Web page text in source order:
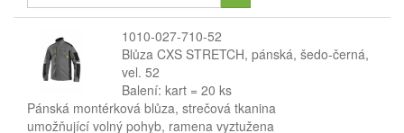
1010-027-710-52
Blůza CXS STRETCH, pánská, šedo-černá,
vel. 52
Balení: kart = 20 ks
Pánská montérková blůza, strečová tkanina
umožňující volný pohyb, ramena vyztužena